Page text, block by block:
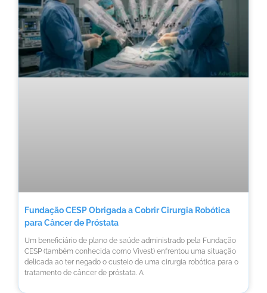
Fundação CESP Obrigada a Cobrir Cirurgia Robótica
para Câncer de Próstata
Um beneficiário de plano de saúde administrado pela Fundação
CESP (também conhecida como Vivest) enfrentou uma situação
delicada ao ter negado o custeio de uma cirurgia robótica para o
tratamento de câncer de próstata. A